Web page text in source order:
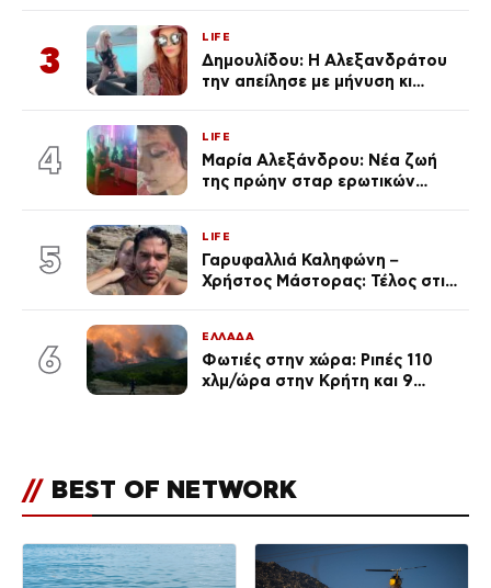
3
LIFE
Δημουλίδου: Η Αλεξανδράτου
την απείλησε με μήνυση κι
ποια είσαι σοκαρίστικα»
4
LIFE
Μαρία Αλεξάνδρου: Νέα ζωή
της πρώην σταρ ερωτικών
(Φωτογραφίες)
5
LIFE
Γαρυφαλλιά Καληφώνη –
Χρήστος Μάστορας: Τέλος στις
6
ΕΛΛΑΔΑ
Φωτιές στην χώρα: Ριπές 110
χλμ/ώρα στην Κρήτη και 9
// BEST OF NETWORK